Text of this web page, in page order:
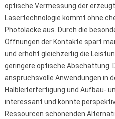
optische Vermessung der
Lasertechnologie kommt ohne
Photolacke aus. Durch die
Öffnungen der Kontakte spart
und erhöht gleichzeitig die
geringere optische Abschattung.
anspruchsvolle Anwendungen in
Halbleiterfertigung und Aufbau-
interessant und könnte
Ressourcen schonenden